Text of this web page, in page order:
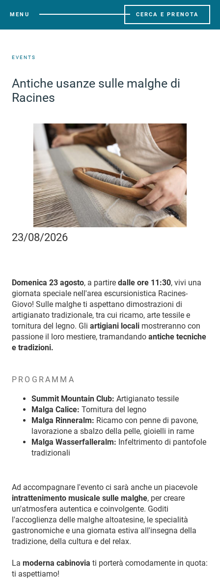
MENU CERCA E PRENOTA
EVENTS
Antiche usanze sulle malghe di
Racines
23/08/2026
Domenica 23 agosto, a partire dalle ore 11:30, vivi una
giornata speciale nell'area escursionistica Racines-
Giovo! Sulle malghe ti aspettano dimostrazioni di
artigianato tradizionale, tra cui ricamo, arte tessile e
tornitura del legno. Gli artigiani locali mostreranno con
passione il loro mestiere, tramandando antiche tecniche
e tradizioni.
PROGRAMMA
Summit Mountain Club: Artigianato tessile
Malga Calice: Tornitura del legno
Malga Rinneralm: Ricamo con penne di pavone,
lavorazione a sbalzo della pelle, gioielli in rame
Malga Wasserfalleralm: Infeltrimento di pantofole
tradizionali
Ad accompagnare l'evento ci sarà anche un piacevole
intrattenimento musicale sulle malghe, per creare
un'atmosfera autentica e coinvolgente. Goditi
l'accoglienza delle malghe altoatesine, le specialità
gastronomiche e una giornata estiva all'insegna della
tradizione, della cultura e del relax.
La moderna cabinovia ti porterà comodamente in quota:
ti aspettiamo!